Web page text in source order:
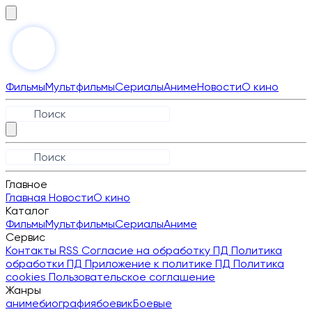
ФильмыМультфильмыСериалыАнимеНовостиО кино
Главное
Главная НовостиО кино
Каталог
ФильмыМультфильмыСериалыАниме
Сервис
Контакты RSS Согласие на обработку ПД Политика
обработки ПД Приложение к политике ПД Политика
cookies Пользовательское соглашение
Жанры
анимебиографиябоевикБоевые